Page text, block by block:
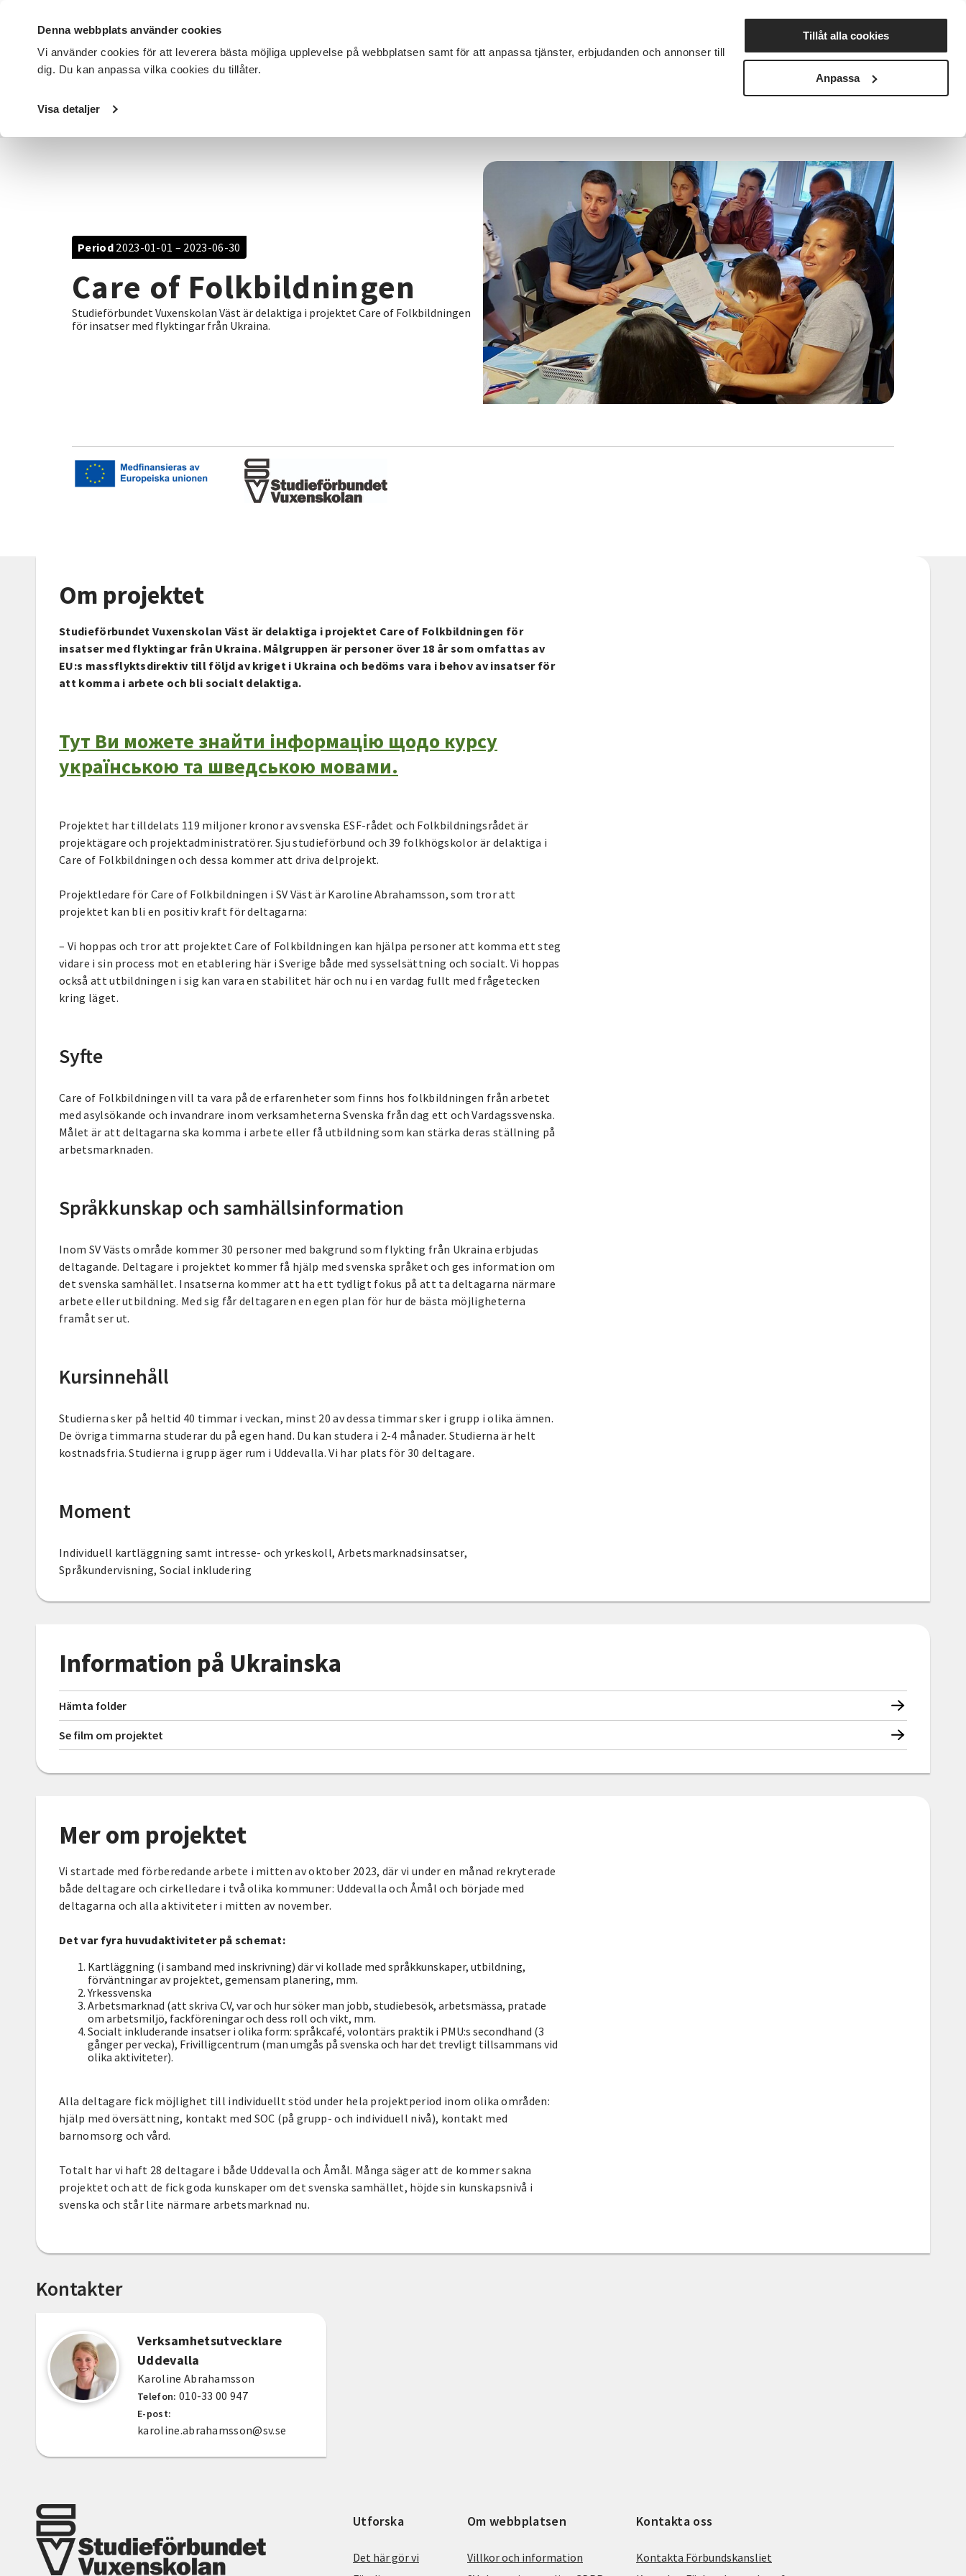
Denna webbplats använder cookies
Vi använder cookies för att leverera bästa möjliga upplevelse på webbplatsen samt för att anpassa tjänster, erbjudanden och annonser till
dig. Du kan anpassa vilka cookies du tillåter.
Visa detaljer
Tillåt alla cookies
Anpassa
DET HÄR GÖR VI FÖR DIG SOM SÖK KURSER OCH EVENEMANG Nyheter Avdelningar
Startsida / Avdelningar
Period 2023-01-01 – 2023-06-30
Care of Folkbildningen
Studieförbundet Vuxenskolan Väst är delaktiga i projektet Care of Folkbildningen
för insatser med flyktingar från Ukraina.
Om projektet
Studieförbundet Vuxenskolan Väst är delaktiga i projektet Care of Folkbildningen för
insatser med flyktingar från Ukraina. Målgruppen är personer över 18 år som omfattas av
EU:s massflyktsdirektiv till följd av kriget i Ukraina och bedöms vara i behov av insatser för
att komma i arbete och bli socialt delaktiga.
Тут Ви можете знайти інформацію щодо курсу
українською та шведською мовами.
Projektet har tilldelats 119 miljoner kronor av svenska ESF-rådet och Folkbildningsrådet är
projektägare och projektadministratörer. Sju studieförbund och 39 folkhögskolor är delaktiga i
Care of Folkbildningen och dessa kommer att driva delprojekt.
Projektledare för Care of Folkbildningen i SV Väst är Karoline Abrahamsson, som tror att
projektet kan bli en positiv kraft för deltagarna:
– Vi hoppas och tror att projektet Care of Folkbildningen kan hjälpa personer att komma ett steg
vidare i sin process mot en etablering här i Sverige både med sysselsättning och socialt. Vi hoppas
också att utbildningen i sig kan vara en stabilitet här och nu i en vardag fullt med frågetecken
kring läget.
Syfte
Care of Folkbildningen vill ta vara på de erfarenheter som finns hos folkbildningen från arbetet
med asylsökande och invandrare inom verksamheterna Svenska från dag ett och Vardagssvenska.
Målet är att deltagarna ska komma i arbete eller få utbildning som kan stärka deras ställning på
arbetsmarknaden.
Språkkunskap och samhällsinformation
Inom SV Västs område kommer 30 personer med bakgrund som flykting från Ukraina erbjudas
deltagande. Deltagare i projektet kommer få hjälp med svenska språket och ges information om
det svenska samhället. Insatserna kommer att ha ett tydligt fokus på att ta deltagarna närmare
arbete eller utbildning. Med sig får deltagaren en egen plan för hur de bästa möjligheterna
framåt ser ut.
Kursinnehåll
Studierna sker på heltid 40 timmar i veckan, minst 20 av dessa timmar sker i grupp i olika ämnen.
De övriga timmarna studerar du på egen hand. Du kan studera i 2-4 månader. Studierna är helt
kostnadsfria. Studierna i grupp äger rum i Uddevalla. Vi har plats för 30 deltagare.
Moment
Individuell kartläggning samt intresse- och yrkeskoll, Arbetsmarknadsinsatser,
Språkundervisning, Social inkludering
Information på Ukrainska
Hämta folder
Se film om projektet
Mer om projektet
Vi startade med förberedande arbete i mitten av oktober 2023, där vi under en månad rekryterade
både deltagare och cirkelledare i två olika kommuner: Uddevalla och Åmål och började med
deltagarna och alla aktiviteter i mitten av november.
Det var fyra huvudaktiviteter på schemat:
Kartläggning (i samband med inskrivning) där vi kollade med språkkunskaper, utbildning,
förväntningar av projektet, gemensam planering, mm.
Yrkessvenska
Arbetsmarknad (att skriva CV, var och hur söker man jobb, studiebesök, arbetsmässa, pratade
om arbetsmiljö, fackföreningar och dess roll och vikt, mm.
Socialt inkluderande insatser i olika form: språkcafé, volontärs praktik i PMU:s secondhand (3
gånger per vecka), Frivilligcentrum (man umgås på svenska och har det trevligt tillsammans vid
olika aktiviteter).
Alla deltagare fick möjlighet till individuellt stöd under hela projektperiod inom olika områden:
hjälp med översättning, kontakt med SOC (på grupp- och individuell nivå), kontakt med
barnomsorg och vård.
Totalt har vi haft 28 deltagare i både Uddevalla och Åmål. Många säger att de kommer sakna
projektet och att de fick goda kunskaper om det svenska samhället, höjde sin kunskapsnivå i
svenska och står lite närmare arbetsmarknad nu.
Kontakter
Verksamhetsutvecklare
Uddevalla
Karoline Abrahamsson
Telefon: 010-33 00 947
E-post:
karoline.abrahamsson@sv.se
Utforska
Det här gör vi
Om webbplatsen
Villkor och information
Kontakta oss
Kontakta Förbundskansliet